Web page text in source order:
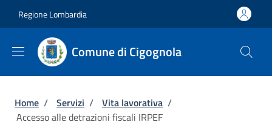
Regione Lombardia
Comune di Cigognola
Briciole di pane
Home / Servizi / Vita lavorativa /
Accesso alle detrazioni fiscali IRPEF